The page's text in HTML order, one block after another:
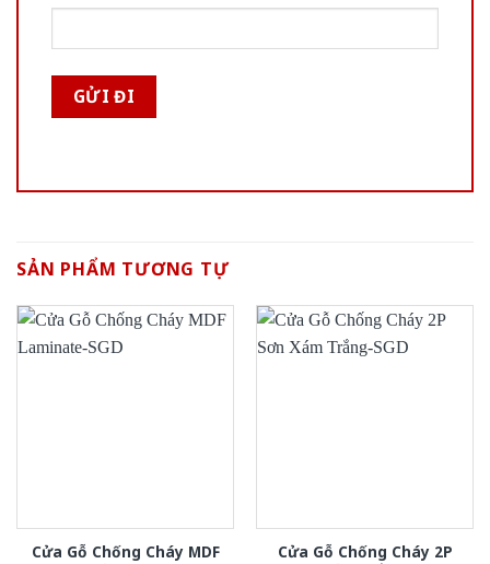
SẢN PHẨM TƯƠNG TỰ
Cửa Gỗ Chống Cháy MDF
Cửa Gỗ Chống Cháy 2P